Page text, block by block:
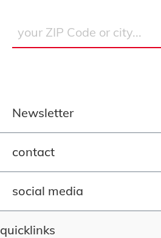
Newsletter
contact
social media
quicklinks